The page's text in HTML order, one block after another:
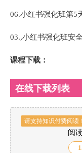
06.小红书强化班第5
03.,小红书强化班安
课程下载：
在线下载列表
请支持知识付费阅读
阅